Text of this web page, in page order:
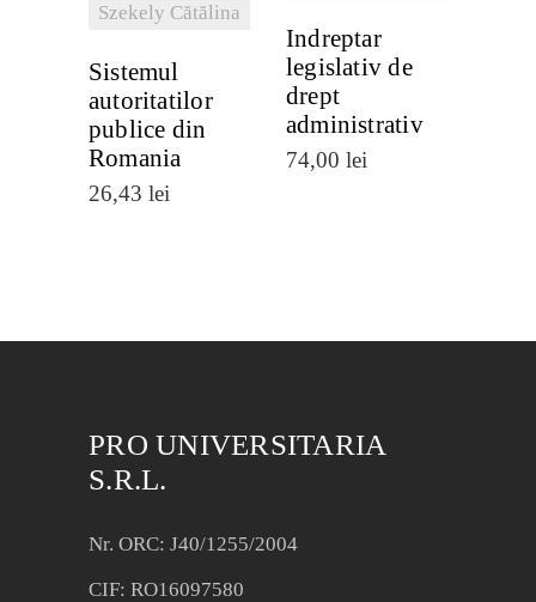
Szekely Cătălina
Sistemul
autoritatilor
publice din
Romania
26,43 lei
Indreptar
legislativ de
drept
administrativ
74,00 lei
PRO UNIVERSITARIA
S.R.L.
Nr. ORC: J40/1255/2004
CIF: RO16097580